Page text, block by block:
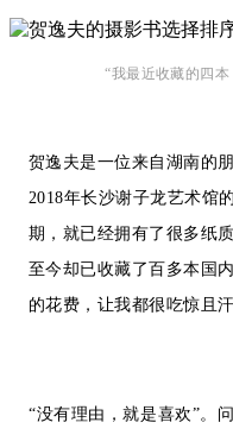
“我最近收藏的四
贺逸夫是一位来自湖南的
2018年长沙谢子龙艺术馆
期，就已经拥有了很多纸
至今却已收藏了百多本国
的花费，让我都很吃惊且汗
“没有理由，就是喜欢”。